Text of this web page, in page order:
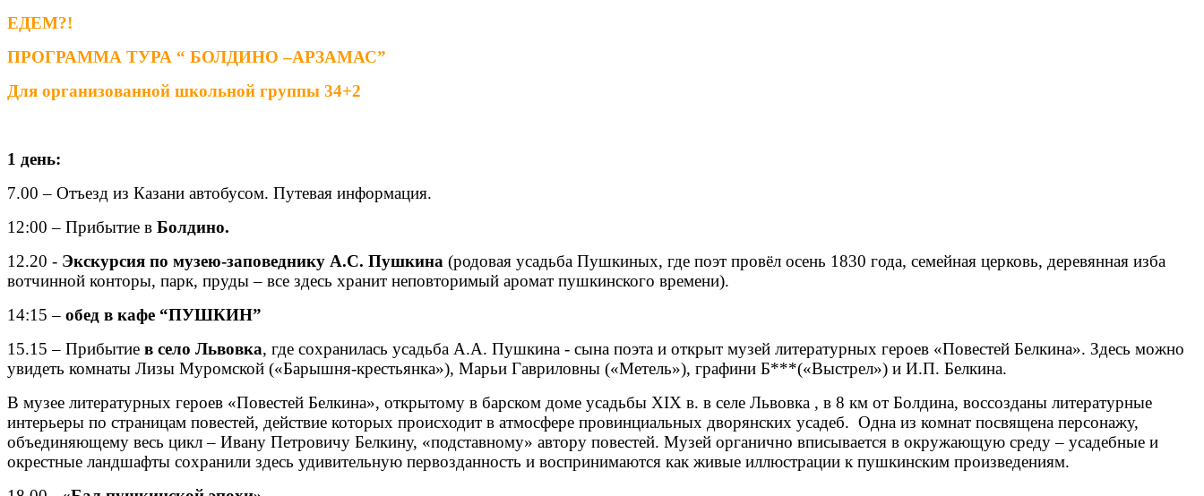
ЕДЕМ?!
ПРОГРАММА ТУРА “ БОЛДИНО –АРЗАМАС”
Для организованной школьной группы 34+2
1 день:
7.00 – Отъезд из Казани автобусом. Путевая информация.
12:00 – Прибытие в Болдино.
12.20 - Экскурсия по музею-заповеднику А.С. Пушкина (родовая усадьба Пушкиных, где поэт провёл осень 1830 года, семейная церковь, деревянная изба
вотчинной конторы, парк, пруды – все здесь хранит неповторимый аромат пушкинского времени).
14:15 – обед в кафе “ПУШКИН”
15.15 – Прибытие в село Львовка, где сохранилась усадьба А.А. Пушкина - сына поэта и открыт музей литературных героев «Повестей Белкина». Здесь можно
увидеть комнаты Лизы Муромской («Барышня-крестьянка»), Марьи Гавриловны («Метель»), графини Б***(«Выстрел») и И.П. Белкина.
В музее литературных героев «Повестей Белкина», открытому в барском доме усадьбы XIX в. в селе Львовка , в 8 км от Болдина, воссозданы литературные
интерьеры по страницам повестей, действие которых происходит в атмосфере провинциальных дворянских усадеб. Одна из комнат посвящена персонажу,
объединяющему весь цикл – Ивану Петровичу Белкину, «подставному» автору повестей. Музей органично вписывается в окружающую среду – усадебные и
окрестные ландшафты сохранили здесь удивительную первозданность и воспринимаются как живые иллюстрации к пушкинским произведениям.